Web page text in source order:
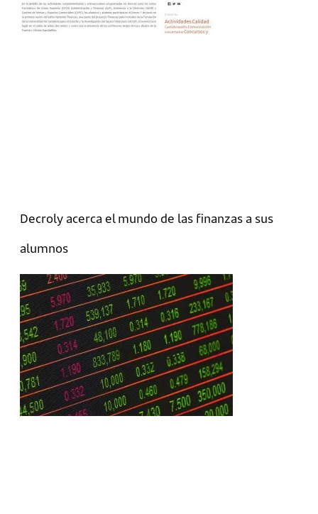
Decroly acerca el mundo de las finanzas a sus
alumnos